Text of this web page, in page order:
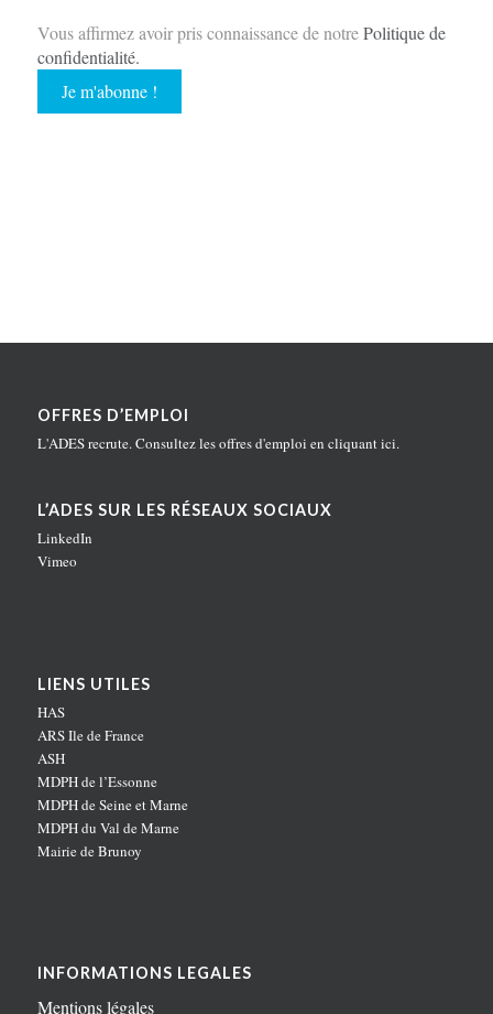
Vous affirmez avoir pris connaissance de notrePolitique de
confidentialité.
OFFRES D’EMPLOI
L'ADES recrute. Consultez les offres d'emploi en cliquant ici.
L’ADES SUR LES RÉSEAUX SOCIAUX
LinkedIn
Vimeo
LIENS UTILES
HAS
ARS Ile de France
ASH
MDPH de l’Essonne
MDPH de Seine et Marne
MDPH du Val de Marne
Mairie de Brunoy
INFORMATIONS LEGALES
Mentions légales